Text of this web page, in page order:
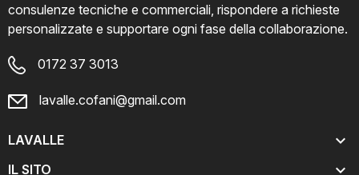
consulenze tecniche e commerciali, rispondere a richieste
personalizzate e supportare ogni fase della collaborazione.
0172 37 3013
lavalle.cofani@gmail.com
LAVALLE 
IL SITO 